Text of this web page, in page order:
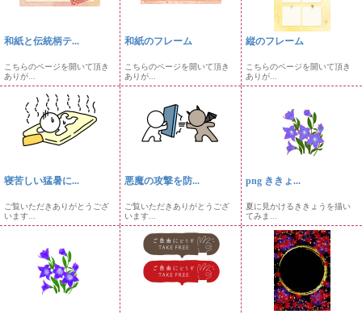
和紙と伝統柄テ...
こちらのページを開いて頂き
ありが...
和紙のフレーム
こちらのページを開いて頂き
ありが...
縦のフレーム
こちらのページを開いて頂き
ありが...
寝苦しい猛暑に...
ご覧いただきありがとうござ
います...
悪魔の攻撃を防...
ご覧いただきありがとうござ
います...
png ききょ...
夏に見かけるききょうを描い
てみま...